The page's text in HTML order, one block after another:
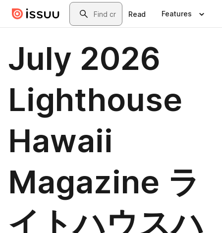
Skip to main contentSearch
Read Features
July 2026
Lighthouse
Hawaii
Magazine ラ
イトハウスハ